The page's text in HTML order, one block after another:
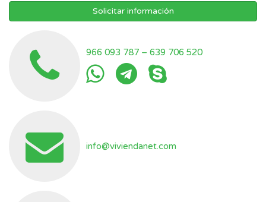
Solicitar información
966 093 787 – 639 706 520
info@viviendanet.com